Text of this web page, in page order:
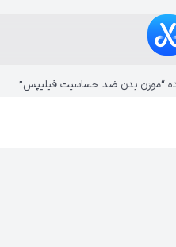
“موزن بدن ضد حساسیت فیلیپس”